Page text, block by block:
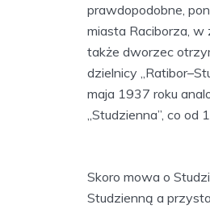
prawdopodobne,
miasta Raciborza,
także dworzec
dzielnicy
maja 1937 roku
„Studzienna”, co
Skoro mowa o
Studzienną a